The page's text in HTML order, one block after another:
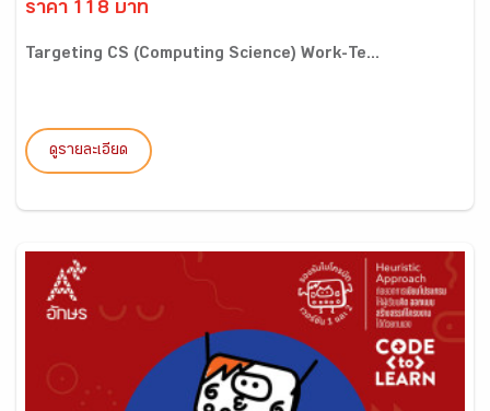
ราคา 118 บาท
Targeting CS (Computing Science) Work-Te...
ดูรายละเอียด